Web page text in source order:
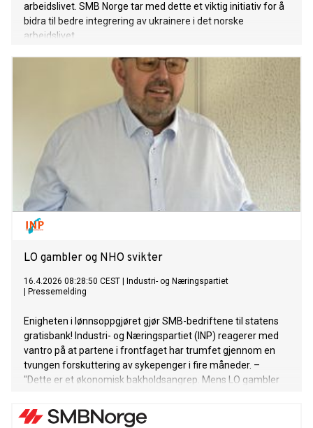
arbeidslivet. SMB Norge tar med dette et viktig initiativ for å
bidra til bedre integrering av ukrainere i det norske
arbeidslivet.
LO gambler og NHO svikter
16.4.2026 08:28:50 CEST
Industri- og Næringspartiet
Pressemelding
Enigheten i lønnsoppgjøret gjør SMB-bedriftene til statens
gratisbank! Industri- og Næringspartiet (INP) reagerer med
vantro på at partene i frontfaget har trumfet gjennom en
tvungen forskuttering av sykepenger i fire måneder. –
"Dette er et økonomisk bakholdsangrep. Mens LO gambler
totalt sviktet sitt ansvar for småbedriftene ved å la dette
passere", sier partileder i INP, Øistein Høksnes.